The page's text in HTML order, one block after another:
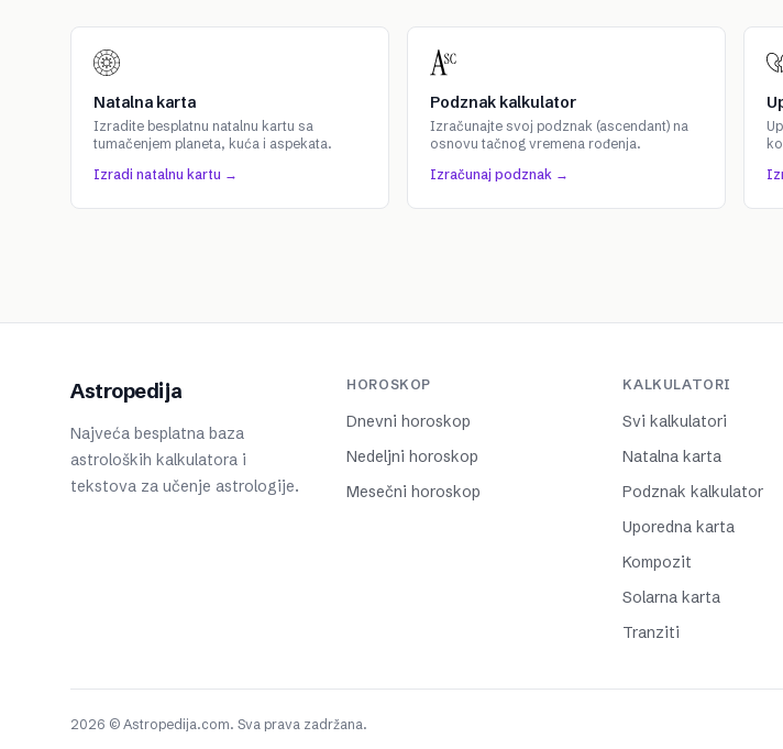
Natalna karta
Izradite besplatnu natalnu kartu sa
tumačenjem planeta, kuća i aspekata.
Izradi natalnu kartu →
Podznak kalkulator
Izračunajte svoj podznak (ascendant) na
osnovu tačnog vremena rođenja.
Izračunaj podznak →
Astropedija
Najveća besplatna baza
astroloških kalkulatora i
tekstova za učenje astrologije.
HOROSKOP
Dnevni horoskop
Nedeljni horoskop
Mesečni horoskop
KALKULATORI
Svi kalkulatori
Natalna karta
Podznak kalkulator
Uporedna karta
Kompozit
Solarna karta
Tranziti
2026 © Astropedija.com. Sva prava zadržana.